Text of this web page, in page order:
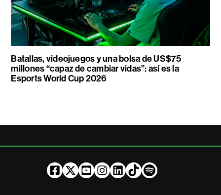
Batallas, videojuegos y una bolsa de US$75
millones “capaz de cambiar vidas”: así es la
Esports World Cup 2026